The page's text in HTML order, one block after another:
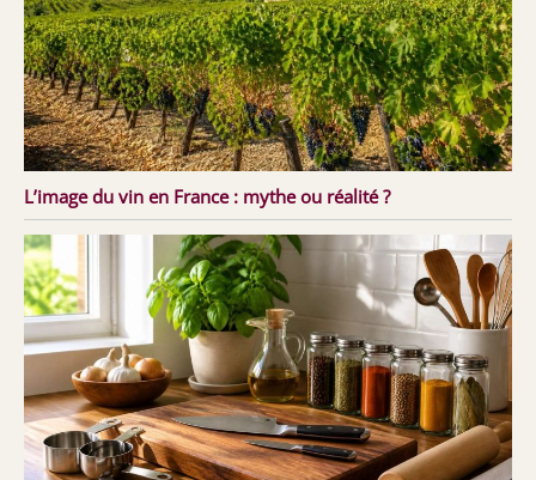
L’image du vin en France : mythe ou réalité ?